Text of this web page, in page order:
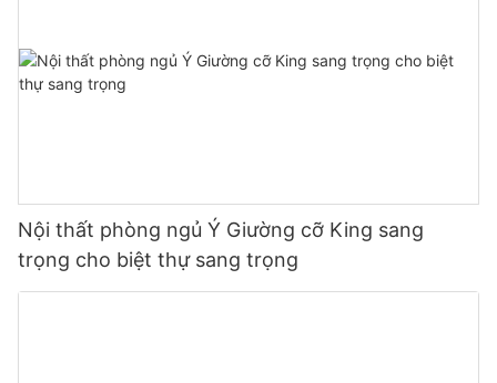
Nội thất phòng ngủ Ý Giường cỡ King sang
trọng cho biệt thự sang trọng